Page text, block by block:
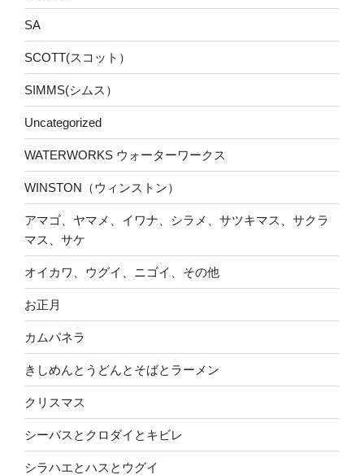
SA
SCOTT(スコット）
SIMMS(シムス）
Uncategorized
WATERWORKS ウォーターワークス
WINSTON（ウィンストン）
アマゴ、ヤマメ、イワナ、シラメ、サツキマス、サクラ
マス、サケ
オイカワ、ウグイ、ニゴイ、その他
お正月
カムパネラ
きしめんとうどんとそばとラーメン
クリスマス
シーバスとクロダイとキビレ
シラハエとハスとウグイ